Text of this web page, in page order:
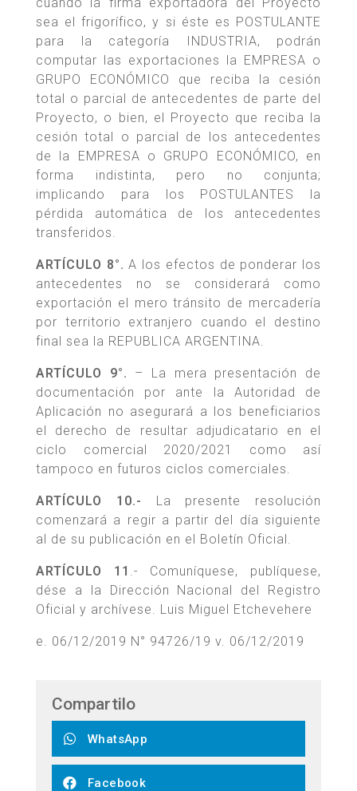
sea el frigorífico, y si éste es POSTULANTE
para la categoría INDUSTRIA, podrán
computar las exportaciones la EMPRESA o
GRUPO ECONÓMICO que reciba la cesión
total o parcial de antecedentes de parte del
Proyecto, o bien, el Proyecto que reciba la
cesión total o parcial de los antecedentes
de la EMPRESA o GRUPO ECONÓMICO, en
forma indistinta, pero no conjunta;
implicando para los POSTULANTES la
pérdida automática de los antecedentes
transferidos.
ARTÍCULO 8°. A los efectos de ponderar los
antecedentes no se considerará como
exportación el mero tránsito de mercadería
por territorio extranjero cuando el destino
final sea la REPUBLICA ARGENTINA.
ARTÍCULO 9°. – La mera presentación de
documentación por ante la Autoridad de
Aplicación no asegurará a los beneficiarios
el derecho de resultar adjudicatario en el
ciclo comercial 2020/2021 como así
tampoco en futuros ciclos comerciales.
ARTÍCULO 10.- La presente resolución
comenzará a regir a partir del día siguiente
al de su publicación en el Boletín Oficial.
ARTÍCULO 11 .- Comuníquese, publíquese,
dése a la Dirección Nacional del Registro
Oficial y archívese. Luis Miguel Etchevehere
e. 06/12/2019 N° 94726/19 v. 06/12/2019
Compartilo
WhatsApp
Facebook